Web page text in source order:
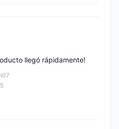
llegó rápidamente!